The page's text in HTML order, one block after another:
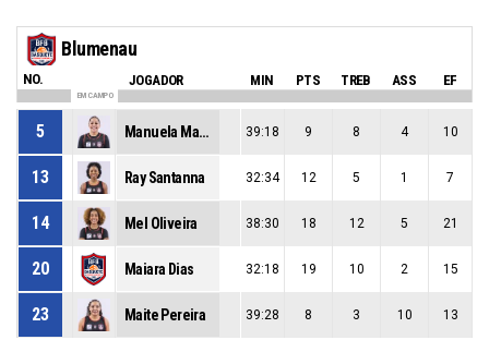
Blumenau
NO. JOGADOR MIN PTS TREB ASS EF
EM CAMPO
5 Manuela Malta 39:18 9 8 4 10
13 Ray Santanna 32:34 12 5 1 7
14 Mel Oliveira 38:30 18 12 5 21
20 Maiara Dias 32:18 19 10 2 15
23 Maite Pereira 39:28 8 3 10 13